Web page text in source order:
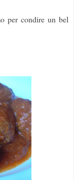
per condire un bel